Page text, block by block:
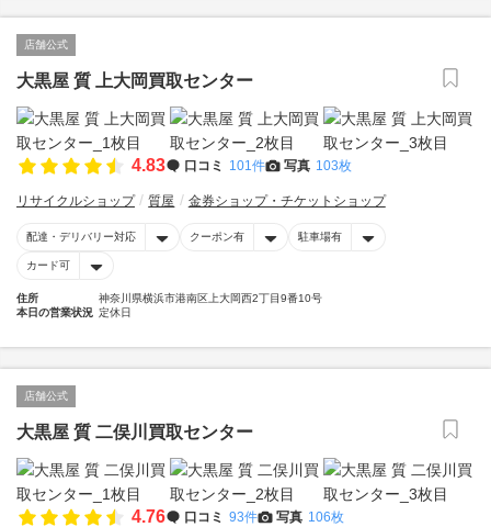
店舗公式
大黒屋 質 上大岡買取センター
4.83 口コミ 101件 写真 103枚
リサイクルショップ 質屋 金券ショップ・チケットショップ
配達・デリバリー対応 クーポン有 駐車場有
カード可
住所
神奈川県横浜市港南区上大岡西2丁目9番10号
本日の営業状況 定休日
店舗公式
大黒屋 質 二俣川買取センター
4.76 口コミ 93件 写真 106枚